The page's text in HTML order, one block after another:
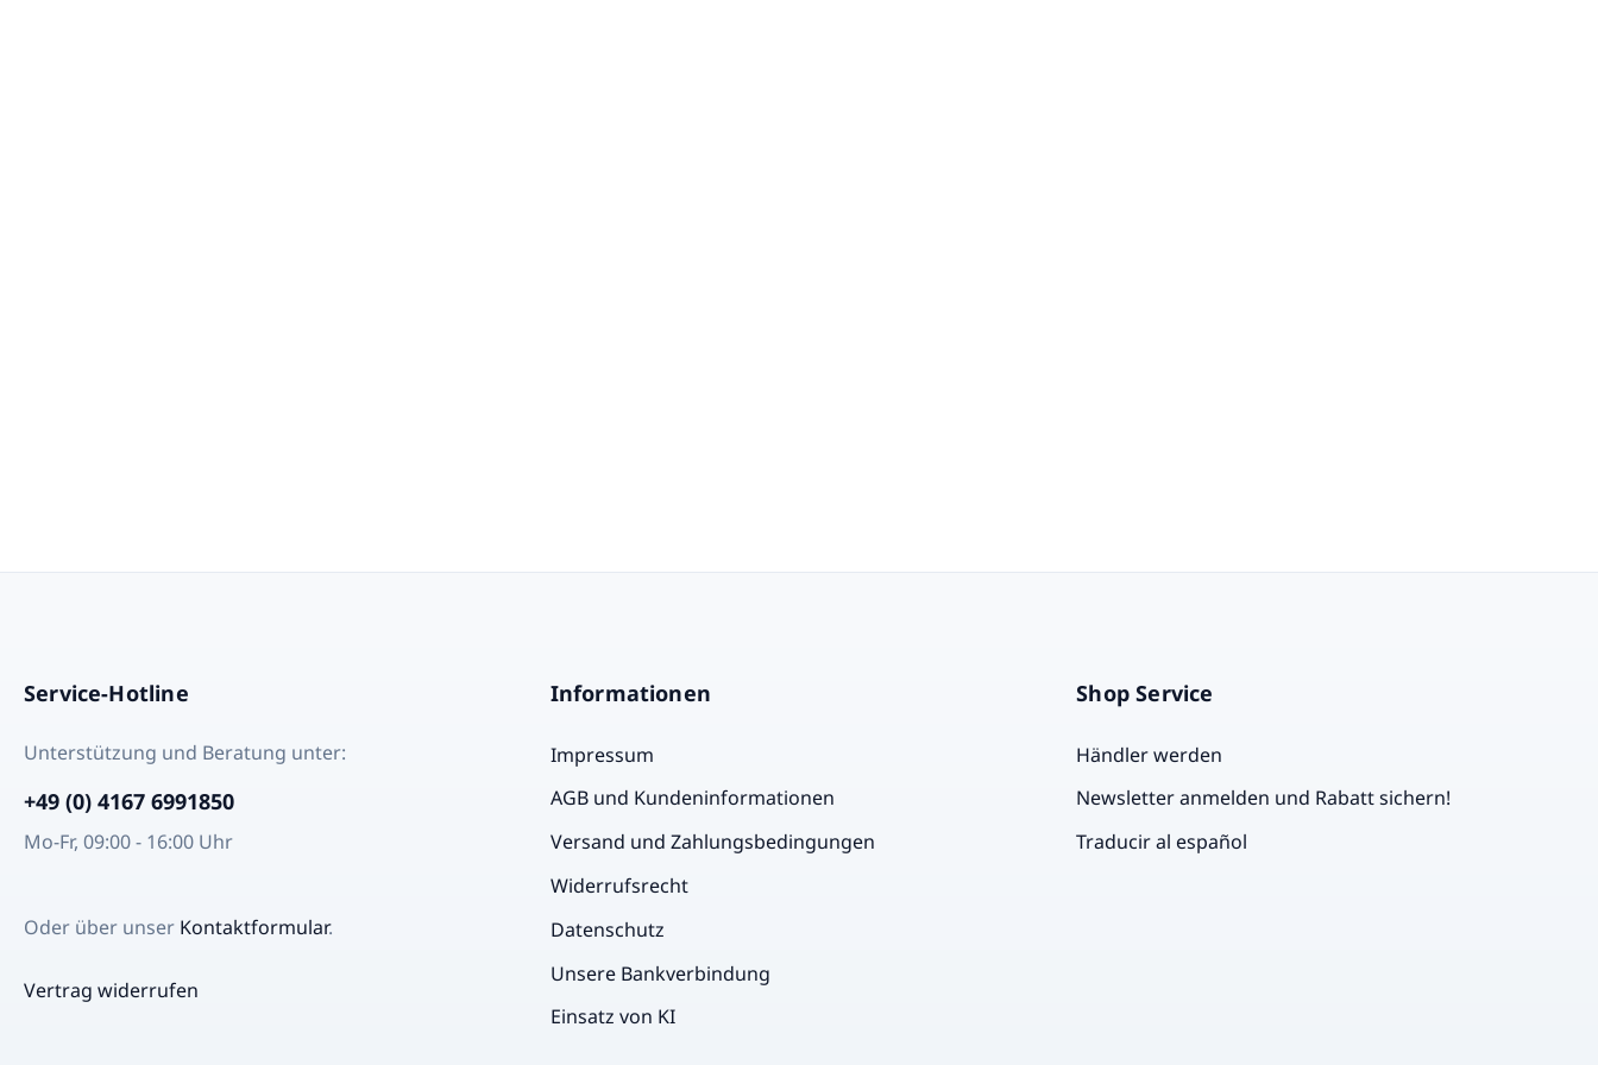
Service-Hotline
Unterstützung und Beratung unter:
+49 (0) 4167 6991850
Mo-Fr, 09:00 - 16:00 Uhr
Oder über unser Kontaktformular.
Vertrag widerrufen
Informationen
Impressum
AGB und Kundeninformationen
Versand und Zahlungsbedingungen
Widerrufsrecht
Datenschutz
Unsere Bankverbindung
Einsatz von KI
Shop Service
Händler werden
Newsletter anmelden und Rabatt sichern!
Traducir al español